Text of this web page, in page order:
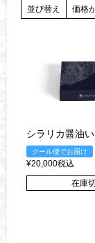
並び替え 価格
シラリカ醤油
クール便でお届け
¥20,000税込
在庫